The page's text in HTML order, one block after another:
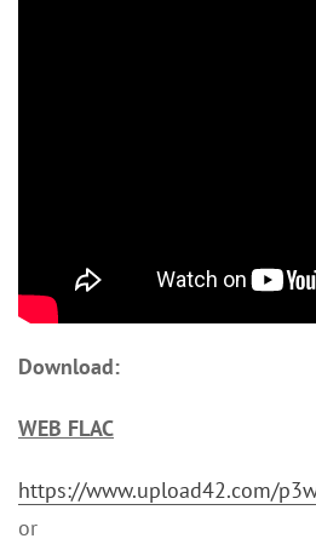
Download:
WEB FLAC
https://www.upload42.com/
or